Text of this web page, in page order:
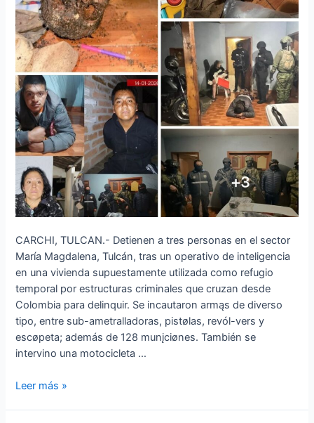
CARCHI, TULCAN.- Detienen a tres personas en el sector
María Magdalena, Tulcán, tras un operativo de inteligencia
en una vivienda supuestamente utilizada como refugio
temporal por estructuras criminales que cruzan desde
Colombia para delinquir. Se incautaron armąs de diverso
tipo, entre sub-ametralladoras, pistølas, revól-vers y
escøpeta; además de 128 munįciønes. También se
intervino una motocicleta …
Leer más »